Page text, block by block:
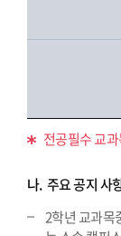
전공필수 교
나. 주요 공지 사
2학년 교과목